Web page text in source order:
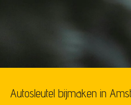
Autosleutel bijmaken in